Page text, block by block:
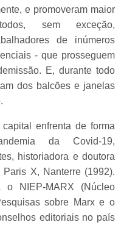
e promoveram maior
sem exceção,
de inúmeros
- que prosseguem
E, durante todo
dos balcões e janelas
enfrenta de forma
da Covid-19,
historiadora e doutora
X, Nanterre (1992).
o NIEP-MARX (Núcleo
sobre Marx e o
editoriais no país